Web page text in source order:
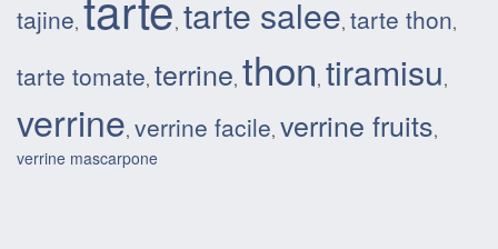
tajine, , tarte salee, tarte thon,
tarte tomate, terrine, thon, tiramisu,
verrine, verrine facile, verrine fruits,
verrine mascarpone